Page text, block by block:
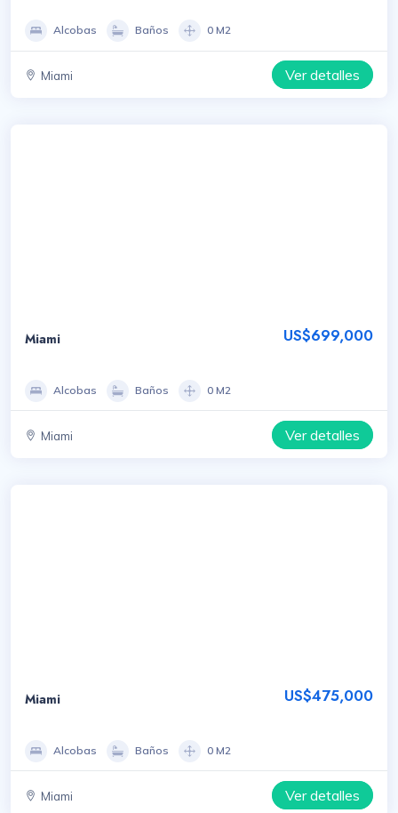
Alcobas Baños 0 M2
Miami Ver detalles
Miami US$699,000
Alcobas Baños 0 M2
Miami Ver detalles
Miami US$475,000
Alcobas Baños 0 M2
Miami Ver detalles